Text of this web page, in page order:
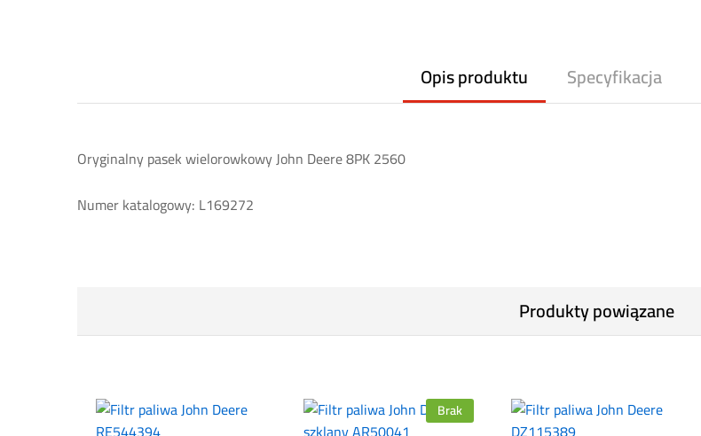
Opis produktu Specyfikacja
Oryginalny pasek wielorowkowy John Deere 8PK 2560
Numer katalogowy: L169272
Produkty powiązane
Brak